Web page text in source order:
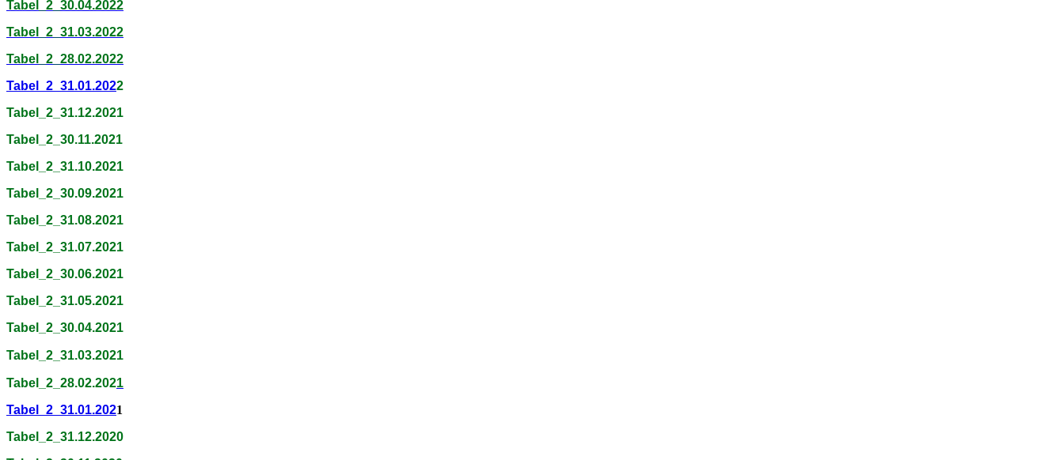
Tabel_2_30.04.2022
Tabel_2_31.03.2022
Tabel_2_28.02.2022
Tabel_2_31.01.2022
Tabel_2_31.12.2021
Tabel_2_30.11.2021
Tabel_2_31.10.2021
Tabel_2_30.09.2021
Tabel_2_31.08.2021
Tabel_2_31.07.2021
Tabel_2_30.06.2021
Tabel_2_31.05.2021
Tabel_2_30.04.2021
Tabel_2_31.03.2021
Tabel_2_28.02.2021
Tabel_2_31.01.2021
Tabel_2_31.12.2020